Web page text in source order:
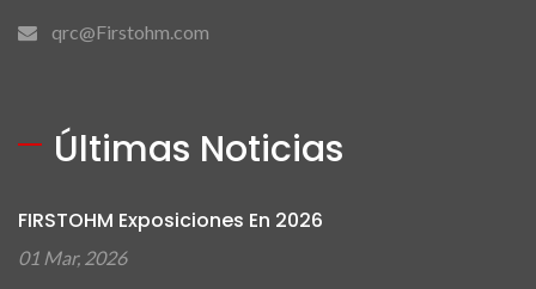
qrc@Firstohm.com
Últimas Noticias
FIRSTOHM Exposiciones En 2026
01 Mar, 2026